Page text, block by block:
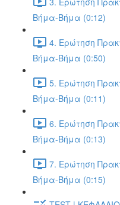
Βήμα-Βήμα (0:12)
4. Ερώτηση
Βήμα-Βήμα (0:50)
5. Ερώτηση
Βήμα-Βήμα (0:11)
6. Ερώτηση
Βήμα-Βήμα (0:13)
7. Ερώτηση
Βήμα-Βήμα (0:15)